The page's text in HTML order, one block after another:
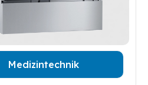
Medizintechnik